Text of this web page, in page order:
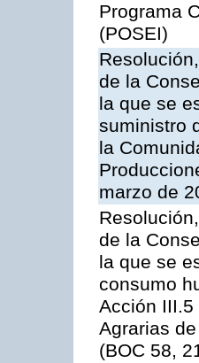
Programa
(POSEI)
de la
la que se
suministro
la
marzo de
de la
la que se
consumo
Acción
Agrarias
(BOC 58,